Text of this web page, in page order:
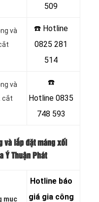
509
và
☎️ Hotline
0825 281
514
và
cắt
☎️
Hotline 0835
748 593
và lắp đặt máng xối
Ý Thuận Phát
mục
Hotlinebáo
giá gia công